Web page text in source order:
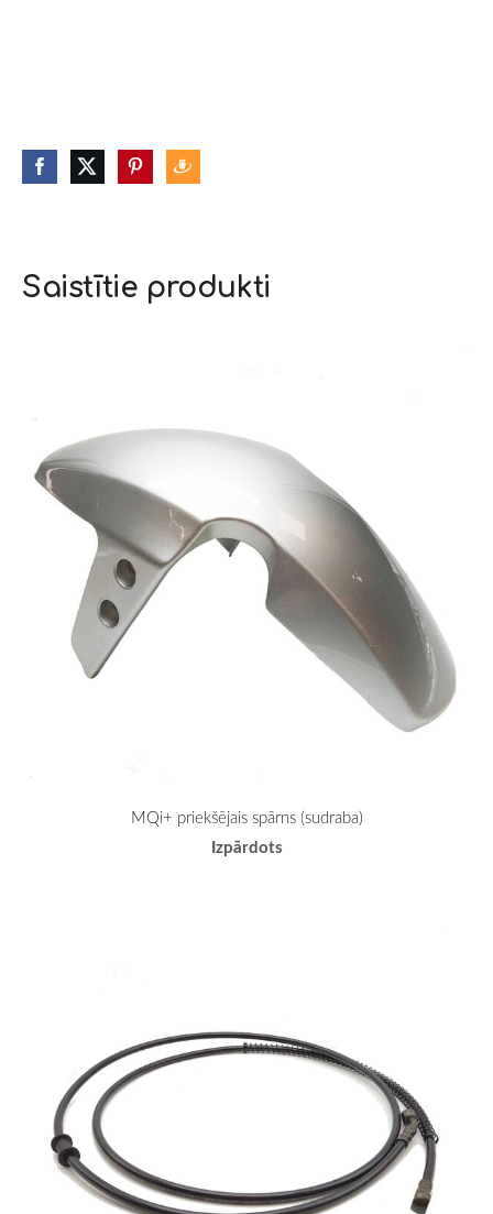
Saistītie produkti
MQi+ priekšējais spārns (sudraba)
Izpārdots